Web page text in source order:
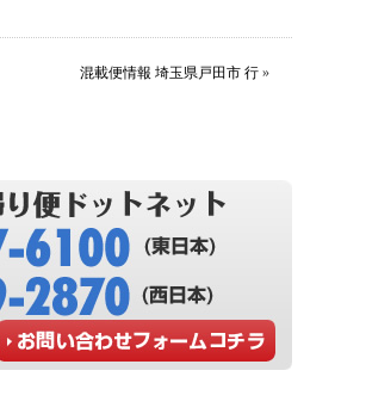
混載便情報 埼玉県戸田市 行 »